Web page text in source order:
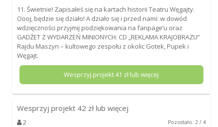
11. Świetnie! Zapisałeś się na kartach historii Teatru Węgajty.
Oooj, będzie się działo! A działo się i przed nami: w dowód
wdzięczności przyjmij podziękowania na fanpage’u oraz
GADŻET Z WYDARZEŃ MINIONYCH: CD „REKLAMA KRAJOBRAZU”
Rajdu Maszyn – kultowego zespołu z okolic Gotek, Pupek i
Węgajt.
Wesprzyj projekt41 zł lub więcej
Wesprzyj projekt 42 zł lub więcej
2 Pozostało: 2 / 4